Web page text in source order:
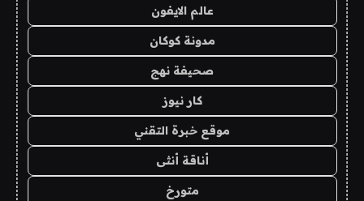
عالم الايفون
مدونة كوكان
صحيفة نهج
كار نيوز
موقع خبرة التقني
أناقة أنثى
متورخ